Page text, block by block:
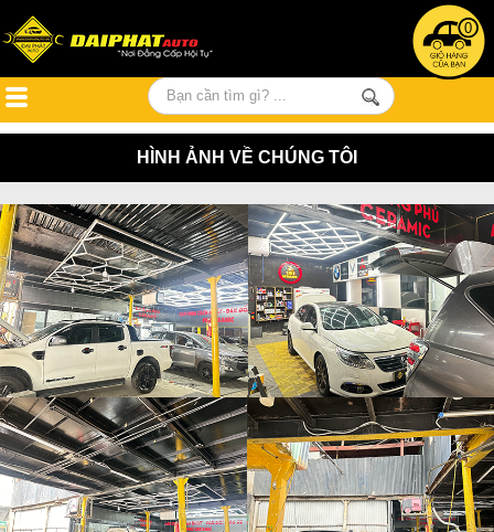
0
HÌNH ẢNH VỀ CHÚNG TÔI